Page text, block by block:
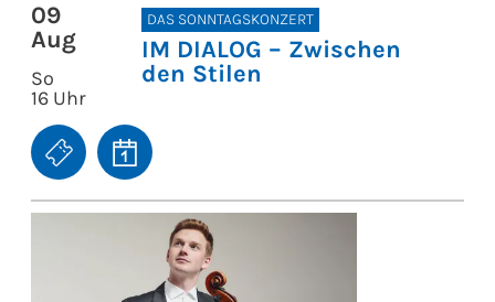
09
Aug
So
16 Uhr
DAS SONNTAGSKONZERT
IM DIALOG – Zwischen
den Stilen